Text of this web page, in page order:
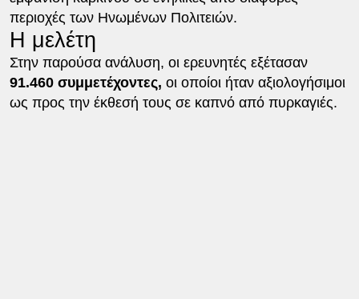
περιοχές των Ηνωμένων Πολιτειών.
Η μελέτη
Στην παρούσα ανάλυση, οι ερευνητές εξέτασαν
91.460 συμμετέχοντες, οι οποίοι ήταν αξιολογήσιμοι
ως προς την έκθεσή τους σε καπνό από πυρκαγιές.